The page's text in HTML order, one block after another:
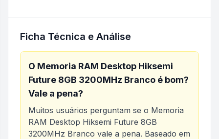
Ficha Técnica e Análise
O Memoria RAM Desktop Hiksemi
Future 8GB 3200MHz Branco é bom?
Vale a pena?
Muitos usuários perguntam se o Memoria
RAM Desktop Hiksemi Future 8GB
3200MHz Branco vale a pena. Baseado em